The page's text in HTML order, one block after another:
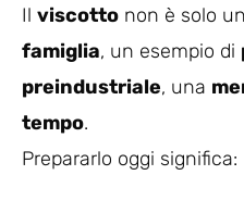
Il viscotto non è solo
famiglia, un esempio di
preindustriale, una
tempo.
Prepararlo oggi significa: